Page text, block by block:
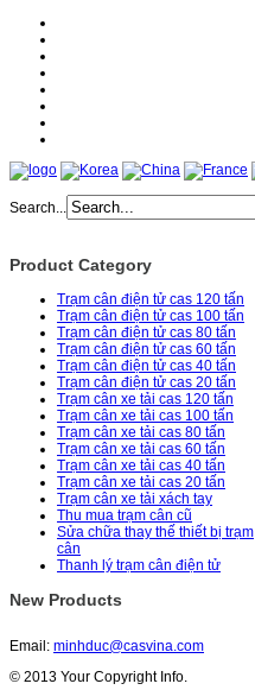
Search...
Product Category
Trạm cân điện tử cas 120 tấn
Trạm cân điện tử cas 100 tấn
Trạm cân điện tử cas 80 tấn
Trạm cân điện tử cas 60 tấn
Trạm cân điện tử cas 40 tấn
Trạm cân điện tử cas 20 tấn
Trạm cân xe tải cas 120 tấn
Trạm cân xe tải cas 100 tấn
Trạm cân xe tải cas 80 tấn
Trạm cân xe tải cas 60 tấn
Trạm cân xe tải cas 40 tấn
Trạm cân xe tải cas 20 tấn
Trạm cân xe tải xách tay
Thu mua trạm cân cũ
Sửa chữa thay thế thiết bị trạm
cân
Thanh lý trạm cân điện tử
New Products
Email: minhduc@casvina.com
© 2013 Your Copyright Info.